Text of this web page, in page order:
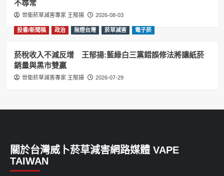
不尋常
世衛菸草減害專家 王郁揚 2026-08-03
投書/新聞稿 政治 無煙台灣 菸草減害 電子菸
菸稅收入不減反增 王郁揚:藍綠白三黨錯誤修法將讓紙菸
銷量與黑市雙贏
世衛菸草減害專家 王郁揚 2026-07-29
關於台灣威卜菸草減害網路媒體 VAPE
TAIWAN